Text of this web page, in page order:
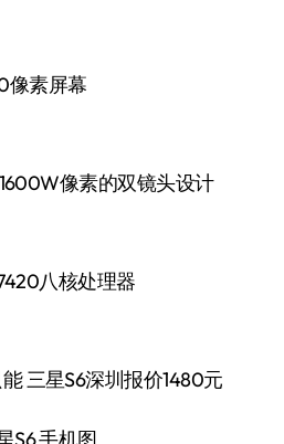
像素屏幕
像素的双镜头设计
八核处理器